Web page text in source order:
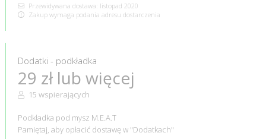
Przewidywana dostawa: listopad 2020
Zakup wymaga podania adresu dostarczenia
Dodatki - podkładka
29 zł lub więcej
15 wspierających
Podkładka pod mysz M.E.A.T
Pamiętaj, aby opłacić dostawę w "Dodatkach"